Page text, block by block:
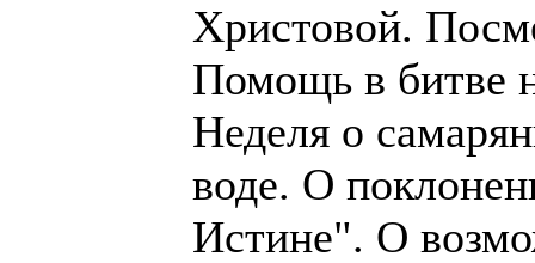
Христовой.
Помощь в битве
Неделя о
воде. О
Истине". О